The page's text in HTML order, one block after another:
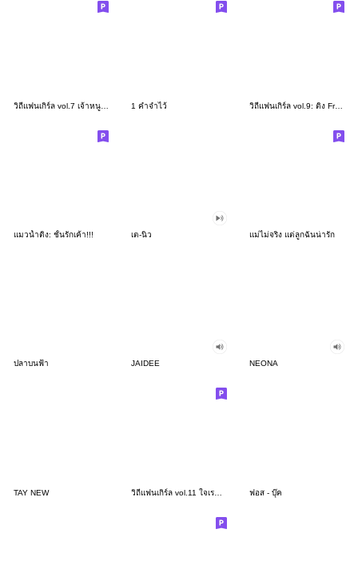
1 คำจำไว้ วิถีแฟนเกิร์ล vol.9: ติ่ง From Home
แมวน้ำติ่ง: ชั้นรักเค้า!!! เต-นิว แม่ไม่จริง แต่ลูกฉันน่ารัก
ปลาบนฟ้า JAIDEE NEONA
TAY NEW ฟอส - บุ๊ค